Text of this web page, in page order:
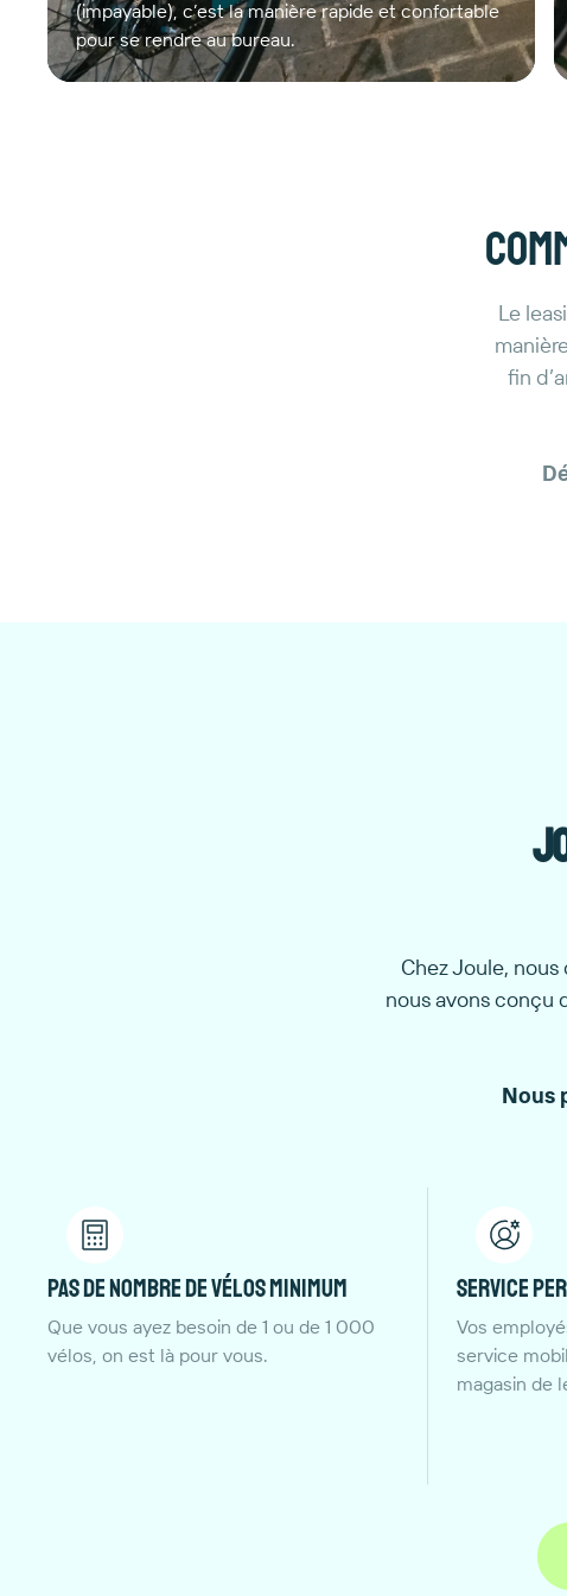
(impayable), c’est la manière rapide et confortable
pour se rendre au bureau.
Le
fin
Chez Joule,
nous avons conçu
Nous
Pas de nombre de vélos minimum
Que vous ayez besoin de 1 ou de 1 000
vélos, on est là pour vous.
Service
Vos
service
magasin de